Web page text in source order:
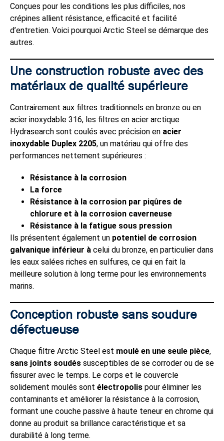
Conçues pour les conditions les plus difficiles, nos
crépines allient résistance, efficacité et facilité
d’entretien. Voici pourquoi Arctic Steel se démarque des
autres.
Une construction robuste avec des
matériaux de qualité supérieure
Contrairement aux filtres traditionnels en bronze ou en
acier inoxydable 316, les filtres en acier arctique
Hydrasearch sont coulés avec précision en acier
inoxydable Duplex 2205, un matériau qui offre des
performances nettement supérieures :
Résistance à la corrosion
La force
Résistance à la corrosion par piqûres de
chlorure et à la corrosion caverneuse
Résistance à la fatigue sous pression
Ils présentent également un potentiel de corrosion
galvanique inférieur à celui du bronze, en particulier dans
les eaux salées riches en sulfures, ce qui en fait la
meilleure solution à long terme pour les environnements
marins.
Conception robuste sans soudure
défectueuse
Chaque filtre Arctic Steel est moulé en une seule pièce,
sans joints soudés susceptibles de se corroder ou de se
fissurer avec le temps. Le corps et le couvercle
solidement moulés sont électropolis pour éliminer les
contaminants et améliorer la résistance à la corrosion,
formant une couche passive à haute teneur en chrome qui
donne au produit sa brillance caractéristique et sa
durabilité à long terme.